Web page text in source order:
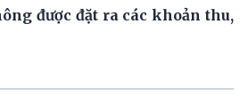
được đặt ra các khoản thu,